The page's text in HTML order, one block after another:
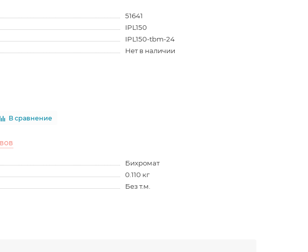
51641
IPL150
IPL150-tbm-24
Нет в наличии
В сравнение
Бихромат
0.110 кг
Без т.м.